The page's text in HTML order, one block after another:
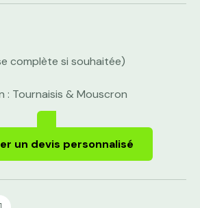
complète si souhaitée)
: Tournaisis & Mouscron
un devis personnalisé